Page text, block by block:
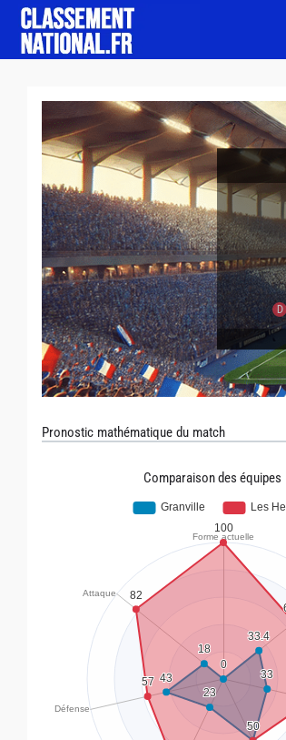
D
Pronostic mathématique du match
Comparaison des équipes